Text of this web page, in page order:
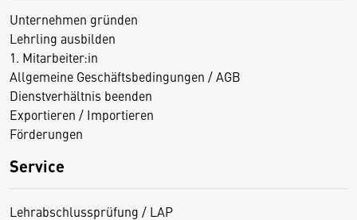
Unternehmen gründen
Lehrling ausbilden
1. Mitarbeiter:in
Allgemeine Geschäftsbedingungen / AGB
Dienstverhältnis beenden
Exportieren / Importieren
Förderungen
Service
Lehrabschlussprüfung / LAP